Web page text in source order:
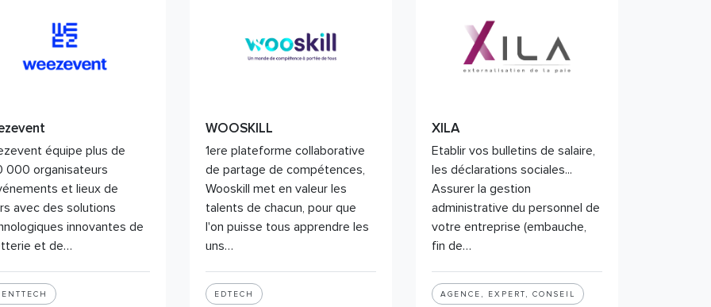
équipe plus de
000 organisateurs
et lieux de
avec des solutions
innovantes de
et de…
WOOSKILL
1ere plateforme collaborative
de partage de compétences,
Wooskill met en valeur les
talents de chacun, pour que
l'on puisse tous apprendre les
uns…
EDTECH
XILA
Etablir vos bulletins de salaire,
les déclarations sociales...
Assurer la gestion
administrative du personnel de
votre entreprise (embauche,
fin de…
AGENCE, EXPERT, CONSEIL